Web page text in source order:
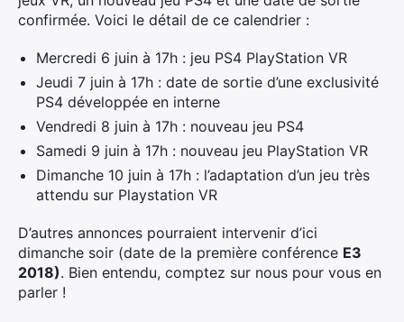
confirmée. Voici le détail de ce calendrier :
Mercredi 6 juin à 17h : jeu PS4 PlayStation VR
Jeudi 7 juin à 17h : date de sortie d’une exclusivité
PS4 développée en interne
Vendredi 8 juin à 17h : nouveau jeu PS4
Samedi 9 juin à 17h : nouveau jeu PlayStation VR
Dimanche 10 juin à 17h : l’adaptation d’un jeu très
attendu sur Playstation VR
D’autres annonces pourraient intervenir d’ici
dimanche soir (date de la première conférence E3
2018). Bien entendu, comptez sur nous pour vous en
parler !
×